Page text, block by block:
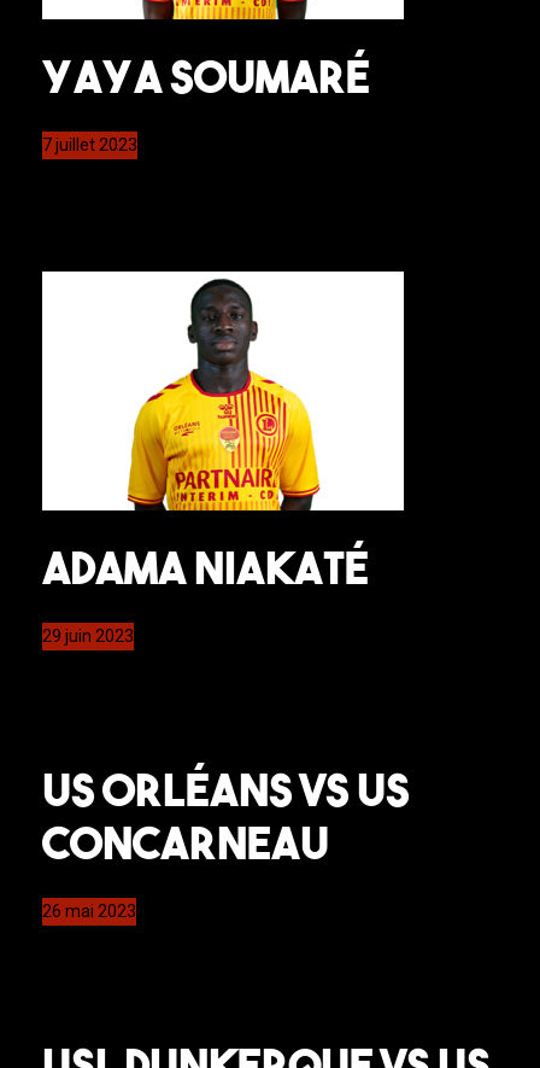
Yaya Soumaré
7 juillet 2023
Adama Niakaté
29 juin 2023
US Orléans VS US
Concarneau
26 mai 2023